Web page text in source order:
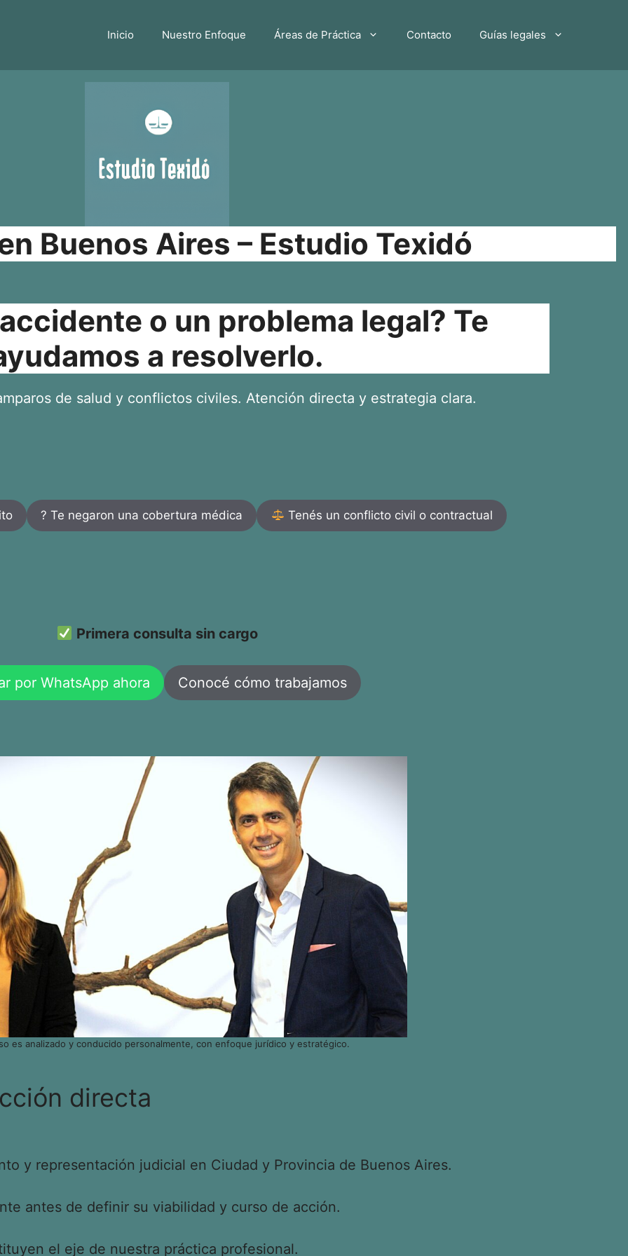
Inicio Nuestro Enfoque Áreas de Práctica Contacto Guías legales
Buenos Aires – Estudio Texidó
o un problema legal? Te
a resolverlo.
de salud y conflictos civiles. Atención directa y estrategia clara.
? Te negaron una cobertura médica Tenés un conflicto civil o contractual
Primera consulta sin cargo
por WhatsApp ahora Conocé cómo trabajamos
es analizado y conducido personalmente, con enfoque jurídico y estratégico.
directa
y representación judicial en Ciudad y Provincia de Buenos Aires.
antes de definir su viabilidad y curso de acción.
el eje de nuestra práctica profesional.